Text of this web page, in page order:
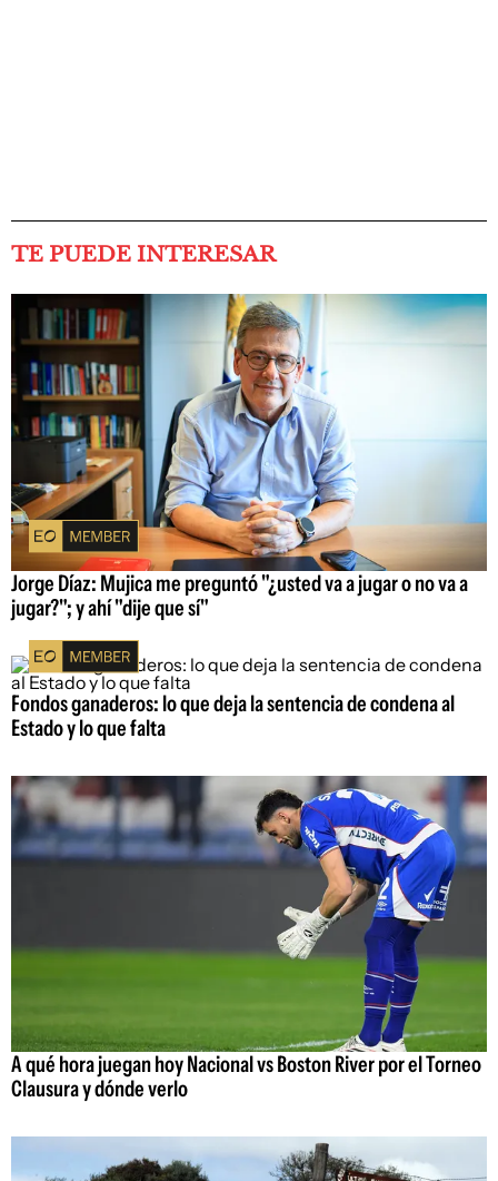
TE PUEDE INTERESAR
Jorge Díaz: Mujica me preguntó "¿usted va a jugar o no va a
jugar?"; y ahí "dije que sí"
Fondos ganaderos: lo que deja la sentencia de condena al
Estado y lo que falta
A qué hora juegan hoy Nacional vs Boston River por el Torneo
Clausura y dónde verlo